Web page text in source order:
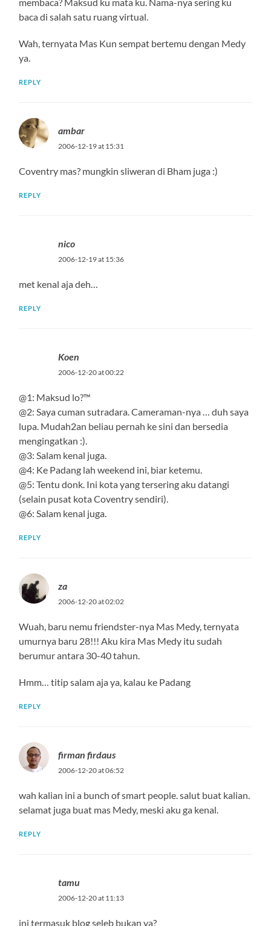
baca di salah satu ruang virtual.
Wah, ternyata Mas Kun sempat bertemu dengan Medy
ya.
REPLY
ambar
2006-12-19 at 15:31
Coventry mas? mungkin sliweran di Bham juga :)
REPLY
nico
2006-12-19 at 15:36
met kenal aja deh…
REPLY
Koen
2006-12-20 at 00:22
@1: Maksud lo?™
@2: Saya cuman sutradara. Cameraman-nya … duh saya
lupa. Mudah2an beliau pernah ke sini dan bersedia
mengingatkan :).
@3: Salam kenal juga.
@4: Ke Padang lah weekend ini, biar ketemu.
@5: Tentu donk. Ini kota yang tersering aku datangi
(selain pusat kota Coventry sendiri).
@6: Salam kenal juga.
REPLY
za
2006-12-20 at 02:02
Wuah, baru nemu friendster-nya Mas Medy, ternyata
umurnya baru 28!!! Aku kira Mas Medy itu sudah
berumur antara 30-40 tahun.
Hmm… titip salam aja ya, kalau ke Padang
REPLY
firman firdaus
2006-12-20 at 06:52
wah kalian ini a bunch of smart people. salut buat kalian.
selamat juga buat mas Medy, meski aku ga kenal.
REPLY
tamu
2006-12-20 at 11:13
ini termasuk blog seleb bukan ya?